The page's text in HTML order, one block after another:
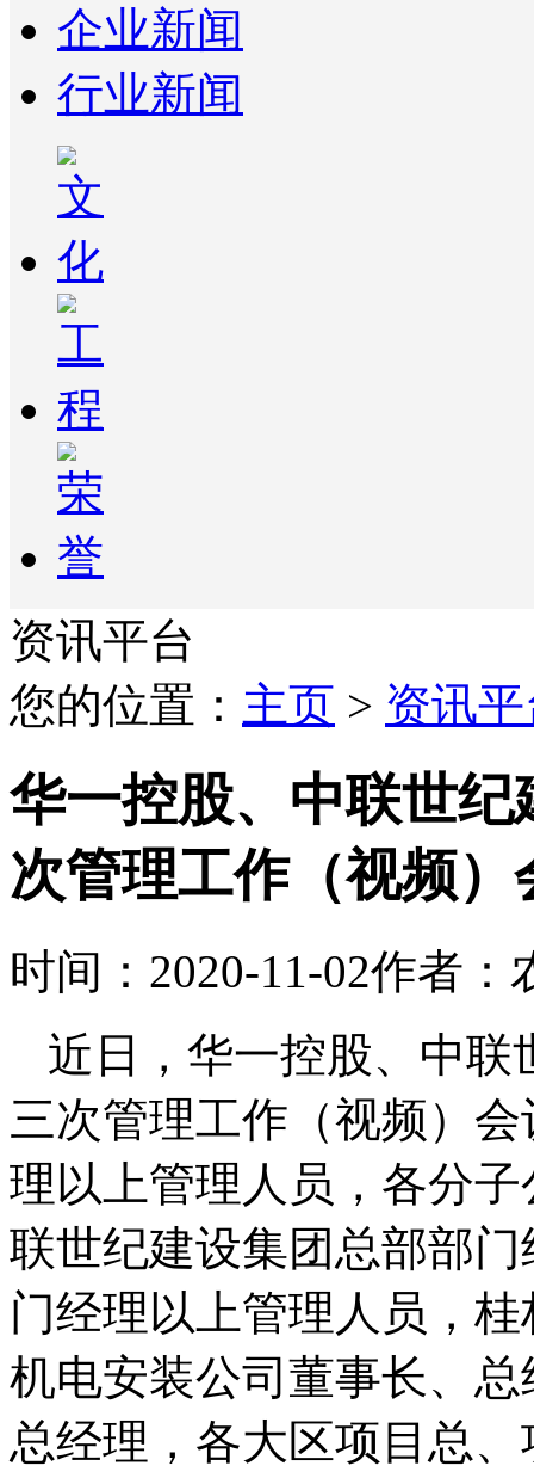
企业新闻
行业新闻
资讯平台
您的位置： 主页 > 资讯
华一控股、中联世纪
次管理工作（视频）
时间：2020-11-02作者：
近日，华一控股、中联
三次管理工作（视频）
理以上管理人员，各分
联世纪建设集团总部部
门经理以上管理人员，
机电安装公司董事长、
总经理，各大区项目总